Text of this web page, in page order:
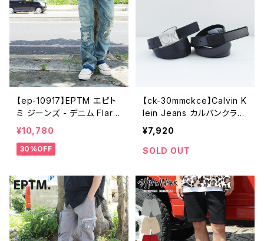
【ep-10917】EPTM エピト
ミ ジーンズ - デニム Flare
Jeans フレアジーンズ ブル
ー メンズ ダメージジーンズ
EP10917 アメリカ 人気 ブ
¥10,780
30%OFF
【ck-30mmckce】Calvin K
lein Jeans カルバンクライ
ン ジーンズ メンズ レザー
ベルト CKロゴ バックル レ
ザー ベルト リバーシブル メ
¥7,920
SOLD OUT